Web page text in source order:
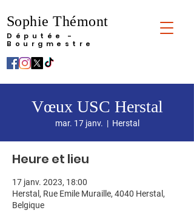
Sophie Thémont
Députée -
Bourgmestre
Vœux USC Herstal
mar. 17 janv.
  |
Herstal
Heure et lieu
17 janv. 2023, 18:00
Herstal, Rue Emile Muraille, 4040 Herstal,
Belgique